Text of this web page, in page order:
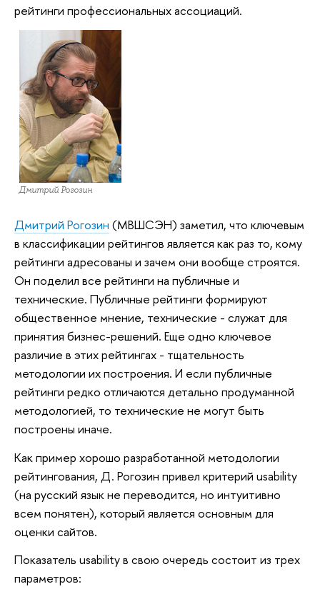
рейтинги профессиональных ассоциаций.
Дмитрий Рогозин
Дмитрий Рогозин (МВШСЭН) заметил, что ключевым
в классификации рейтингов является как раз то, кому
рейтинги адресованы и зачем они вообще строятся.
Он поделил все рейтинги на публичные и
технические. Публичные рейтинги формируют
общественное мнение, технические - служат для
принятия бизнес-решений. Еще одно ключевое
различие в этих рейтингах - тщательность
методологии их построения. И если публичные
рейтинги редко отличаются детально продуманной
методологией, то технические не могут быть
построены иначе.
Как пример хорошо разработанной методологии
рейтингования, Д. Рогозин привел критерий usability
(на русский язык не переводится, но интуитивно
всем понятен), который является основным для
оценки сайтов.
Показатель usability в свою очередь состоит из трех
параметров: